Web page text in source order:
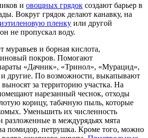
и овощных грядок создают барьер в
Вокруг грядок делают канавку, на
пленку или другой
не пропускал воду.
муравьев и борная кислота,
покров. Помогают
«Дачник», «Тринол», «Мурацид»,
другие. По возможности, выкапывают
за территорию участка. На
нарезанный чеснок, отходы
корицу, табачную пыль, которые
Уменьшить их численность
разложенные в междурядьях мята
помидор, петрушка. Кроме того, можно